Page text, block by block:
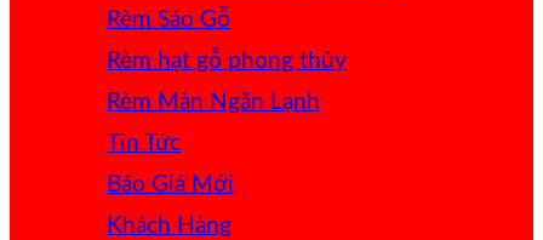
Rèm Sáo Gỗ
Rèm hạt gỗ phong thủy
Rèm Màn Ngăn Lạnh
Tin Tức
Báo Giá
Khách Hàng